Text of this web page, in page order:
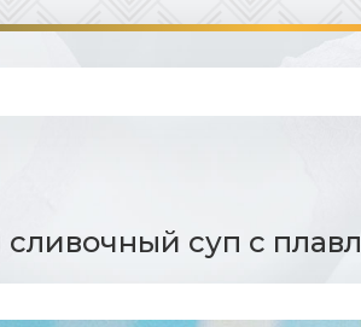
суп с